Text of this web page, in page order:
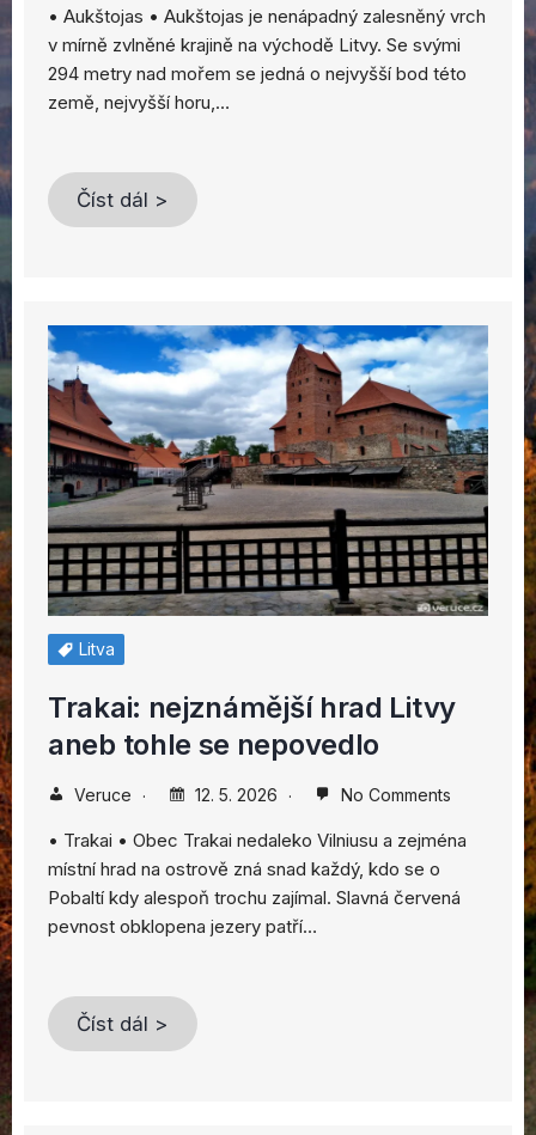
• Aukštojas • Aukštojas je nenápadný zalesněný vrch
v mírně zvlněné krajině na východě Litvy. Se svými
294 metry nad mořem se jedná o nejvyšší bod této
země, nejvyšší horu,…
Číst dál >
Litva
Trakai: nejznámější hrad Litvy
aneb tohle se nepovedlo
Veruce 12. 5. 2026 No Comments
• Trakai • Obec Trakai nedaleko Vilniusu a zejména
místní hrad na ostrově zná snad každý, kdo se o
Pobaltí kdy alespoň trochu zajímal. Slavná červená
pevnost obklopena jezery patří…
Číst dál >